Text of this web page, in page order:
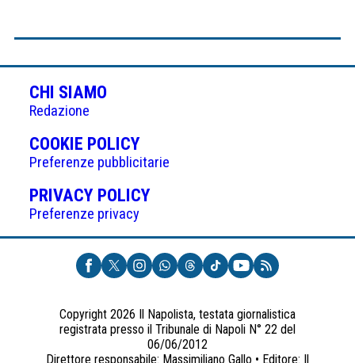
CHI SIAMO
Redazione
COOKIE POLICY(APRE
IN
UNA
NUOVA
Preferenze pubblicitarie
PRIVACY POLICY(APRE
UNA
NUOVA
SCHEDA)
Preferenze privacy
Copyright 2026 Il Napolista, testata giornalistica
registrata presso il Tribunale di Napoli N° 22 del
06/06/2012
Direttore responsabile: Massimiliano Gallo • Editore: Il